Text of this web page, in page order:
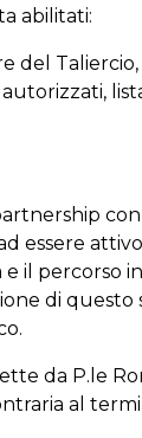
abilitati:
del
essere
il percorso
di
da P.le
al